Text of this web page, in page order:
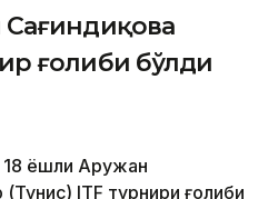
ғолиби бўлди
18 ёшли Аружан
ITF турнири ғолиби